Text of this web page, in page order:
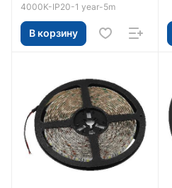
4000K-IP20-1 year-5m
В корзину